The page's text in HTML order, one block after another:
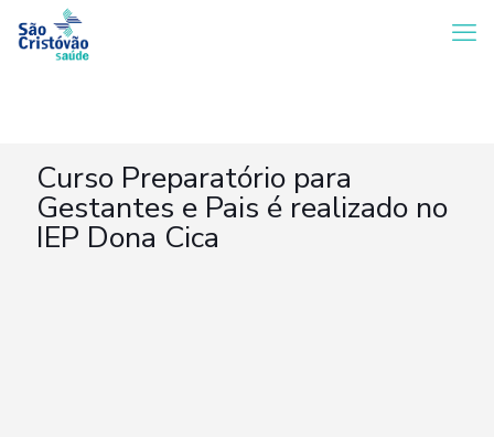
Curso Preparatório para
Gestantes e Pais é realizado no
IEP Dona Cica